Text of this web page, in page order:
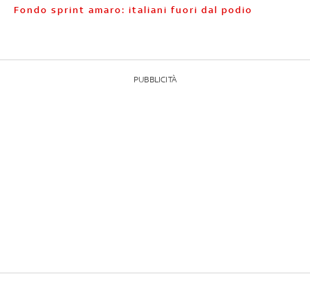
Fondo sprint amaro: italiani fuori dal podio
PUBBLICITÀ